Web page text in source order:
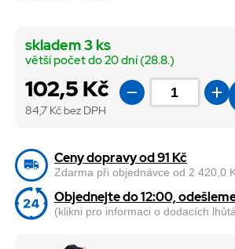
102,5 Kč
84,7 Kč bez DPH
skladem 3 ks
větší počet do 20 dní (28.8.)
Ceny dopravy od 91 Kč
Zdarma při objednávce od 2 420,0
Objednejte do 12:00,
(klikni pro informaci o dodacích